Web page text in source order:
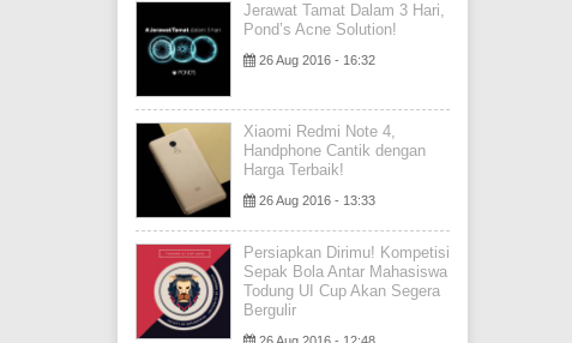
Jerawat Tamat Dalam 3 Hari,
Pond’s Acne Solution!
26 Aug 2016 - 16:32
Xiaomi Redmi Note 4,
Handphone Cantik dengan
Harga Terbaik!
26 Aug 2016 - 13:33
Persiapkan Dirimu! Kompetisi
Sepak Bola Antar Mahasiswa
Todung UI Cup Akan Segera
Bergulir